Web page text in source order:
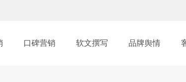
口碑营销 软文撰写 品牌舆情